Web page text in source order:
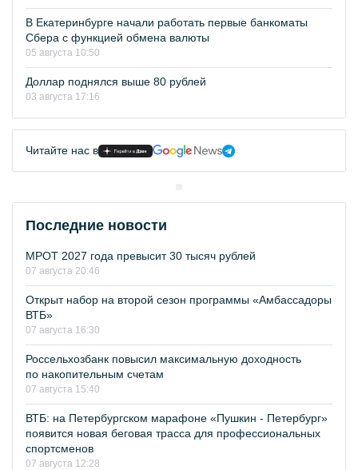
В Екатеринбурге начали работать первые банкоматы
Сбера с функцией обмена валюты
05 августа 10:50
Доллар поднялся выше 80 рублей
03 августа 17:16
Читайте нас в
Последние новости
МРОТ 2027 года превысит 30 тысяч рублей
07 августа 20:46
Открыт набор на второй сезон программы «Амбассадоры
ВТБ»
07 августа 16:30
Россельхозбанк повысил максимальную доходность
по накопительным счетам
07 августа 15:40
ВТБ: на Петербургском марафоне «Пушкин - Петербург»
появится новая беговая трасса для профессиональных
спортсменов
07 августа 12:28